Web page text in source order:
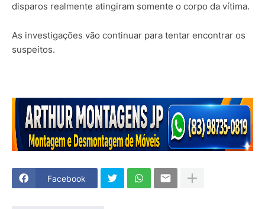
disparos realmente atingiram somente o corpo da vítima.
As investigações vão continuar para tentar encontrar os
suspeitos.
Facebook